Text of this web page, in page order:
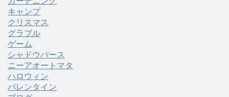
キャンプ
クリスマス
グラブル
ゲーム
シャドウバース
ニーアオートマタ
ハロウィン
バレンタイン